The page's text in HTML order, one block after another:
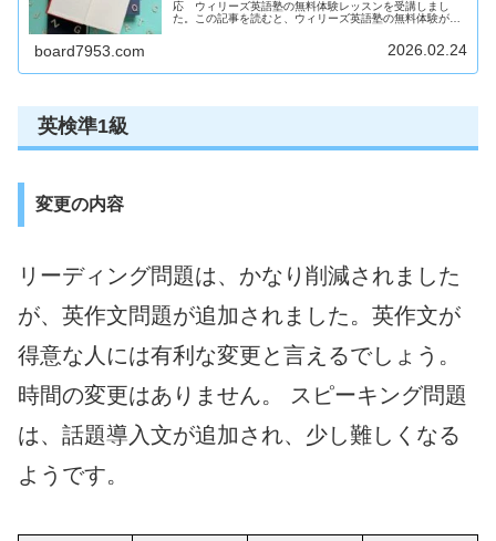
応 ウィリーズ英語塾の無料体験レッスンを受講しまし
た。この記事を読むと、ウィリーズ英語塾の無料体験が、
い講師が多い貴重な強みを持っています。これから期待で
board7953.com 2026.02.24
英検準1級
変更の内容
リーディング問題は、かなり削減されました
が、英作文問題が追加されました。英作文が
得意な人には有利な変更と言えるでしょう。
時間の変更はありません。 スピーキング問題
は、話題導入文が追加され、少し難しくなる
ようです。